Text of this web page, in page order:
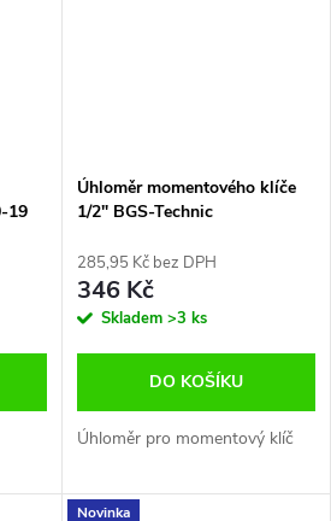
19
Úhloměr momentového klíče
1/2" BGS-Technic
285,95 Kč bez DPH
346 Kč
Skladem >3 ks
DO KOŠÍKU
Úhloměr pro momentový klíč
Novinka